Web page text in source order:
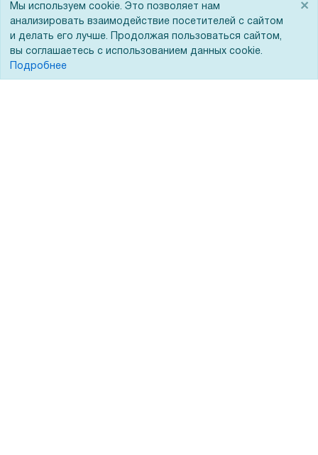
Госучреждениям
Тендеры
Мы используем cookie. Это позволяет нам
анализировать взаимодействие посетителей с сайтом
и делать его лучше. Продолжая пользоваться сайтом,
вы соглашаетесь с использованием данных cookie.
Подробнее
×